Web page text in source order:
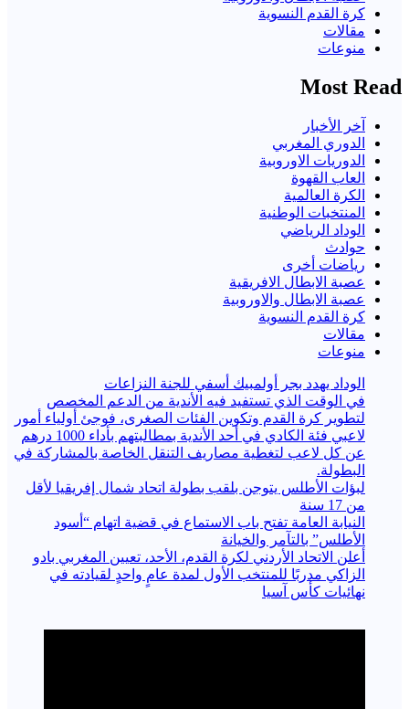
كرة القدم النسوية
مقالات
منوعات
Most Read
آخر الأخبار
الدوري المغربي
الدوريات الاوروبية
العاب القهوة
الكرة العالمية
المنتخبات الوطنية
الوداد الرياضي
حوادث
رياضات أخرى
عصبة الابطال الافريقية
عصبة الابطال والاوروبية
كرة القدم النسوية
مقالات
منوعات
الوداد يهدد بجر أولمبيك أسفي للجنة النزاعات
في الوقت الذي تستفيد فيه الأندية من الدعم المخصص
لتطوير كرة القدم وتكوين الفئات الصغرى، فوجئ أولياء أمور
لاعبي فئة الكادي في أحد الأندية بمطالبتهم بأداء 1000 درهم
عن كل لاعب لتغطية مصاريف التنقل الخاصة بالمشاركة في
البطولة.
لبؤات الأطلس يتوجن بلقب بطولة اتحاد شمال إفريقيا لأقل
من 17 سنة
النيابة العامة تفتح باب الاستماع في قضية اتهام “أسود
الأطلس” بالتآمر والخيانة
أعلن الاتحاد الأردني لكرة القدم، الأحد، تعيين المغربي بادو
الزاكي مدربًا للمنتخب الأول لمدة عامٍ واحدٍ لقيادته ​في
نهائيات كأس آسيا